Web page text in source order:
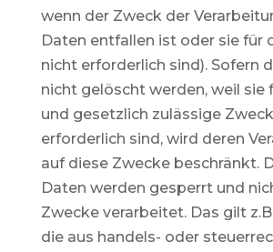
wenn der Zweck der
Daten entfallen ist oder sie für
nicht erforderlich sind). Sofern
nicht gelöscht werden, weil sie
und gesetzlich zulässige
erforderlich sind, wird deren
auf diese Zwecke beschränkt.
Daten werden gesperrt und
Zwecke verarbeitet. Das gilt
die aus handels- oder